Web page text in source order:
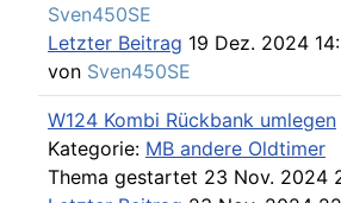
Sven450SE
Letzter Beitrag 19 Dez. 2024
von Sven450SE
W124 Kombi Rückbank umlegen
Kategorie: MB andere Oldtimer
Thema gestartet 23 Nov. 2024